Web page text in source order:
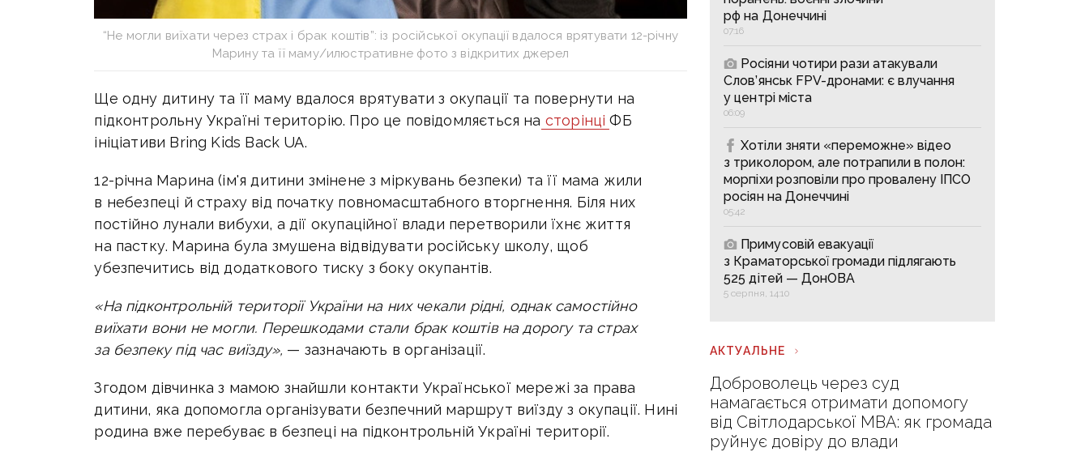
“Не могли виїхати через страх і брак коштів”: із російської окупації вдалося врятувати 12-річну
Марину та її маму/илюстративне фото з відкритих джерел
Ще одну дитину та її маму вдалося врятувати з окупації та повернути на
підконтрольну Україні територію. Про це повідомляється на сторінціФБ
ініціативи Bring Kids Back UA.
12-річна Марина (ім'я дитини змінене з міркувань безпеки) та її мама жили
в небезпеці й страху від початку повномасштабного вторгнення. Біля них
постійно лунали вибухи, а дії окупаційної влади перетворили їхнє життя
на пастку. Марина була змушена відвідувати російську школу, щоб
убезпечитись від додаткового тиску з боку окупантів.
«На підконтрольній території України на них чекали рідні, однак самостійно
виїхати вони не могли. Перешкодами стали брак коштів на дорогу та страх
за безпеку під час виїзду», — зазначають в організації.
Згодом дівчинка з мамою знайшли контакти Української мережі за права
дитини, яка допомогла організувати безпечний маршрут виїзду з окупації. Нині
родина вже перебуває в безпеці на підконтрольній Україні території.
рф на Донеччині
07:16
Росіяни чотири рази атакували
Слов’янськ FPV-дронами: є влучання
у центрі міста
06:09
Хотіли зняти «переможне» відео
з триколором, але потрапили в полон:
морпіхи розповіли про провалену ІПСО
росіян на Донеччині
05:42
Примусовій евакуації
з Краматорської громади підлягають
525 дітей — ДонОВА
5 серпня, 14:10
АКТУАЛЬНЕ
Доброволець через суд
намагається отримати допомогу
від Світлодарської МВА: як громада
руйнує довіру до влади